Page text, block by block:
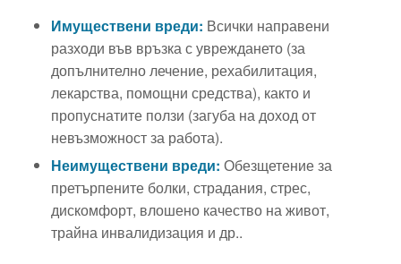
Имуществени вреди: Всички направени
разходи във връзка с увреждането (за
допълнително лечение, рехабилитация,
лекарства, помощни средства), както и
пропуснатите ползи (загуба на доход от
невъзможност за работа).
Неимуществени вреди: Обезщетение за
претърпените болки, страдания, стрес,
дискомфорт, влошено качество на живот,
трайна инвалидизация и др..